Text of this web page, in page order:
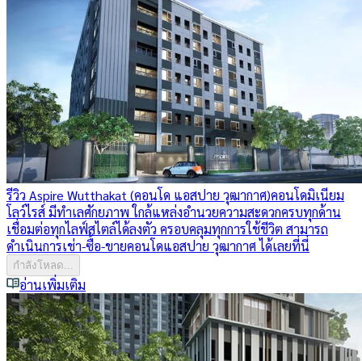
รีวิว Aspire Wutthakat (คอนโด แอสปาย วุฒากาศ)คอนโดมิเนียม
โลว์ไรส์ มีทำเลศักยภาพ ใกล้แหล่งอำนวยความสะดวกครบทุกด้าน
เชื่อมต่อทุกไลฟ์สไตล์ได้ลงตัว ครอบคลุมทุกการใช้ชีวิต สามารถ
ดำเนินการเช่า-ซื้อ-ขายคอนโดแอสปาย วุฒากาศ ได้เลยที่นี่
กำลังโหลด...
อ่านเพิ่มเติม